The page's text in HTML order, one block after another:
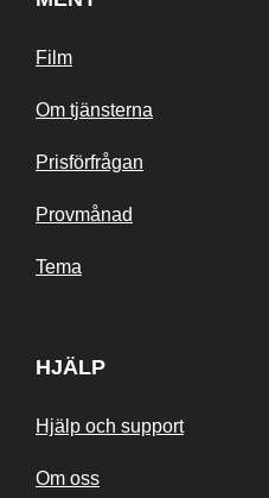
Film
Om tjänsterna
Prisförfrågan
Provmånad
Tema
HJÄLP
Hjälp och support
Om oss